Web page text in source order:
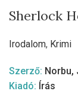
Sherlock
Irodalom, Krimi
Szerző: Norbu,
Kiadó: Írás